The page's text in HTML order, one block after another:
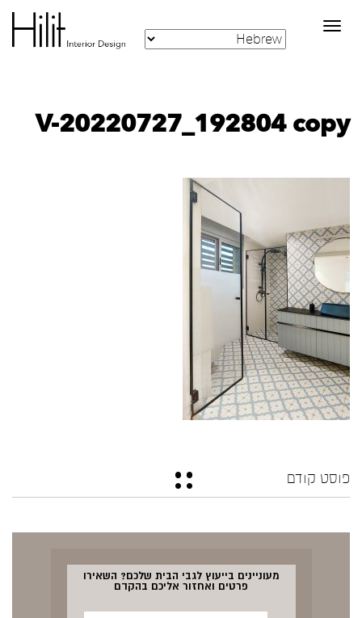
Toggle
navigation
V-20220727_192804 copy
פוסט קודם
מעוניינים בייעוץ לגבי הבית שלכם? השאירו
פרטים ואחזור אליכם בהקדם